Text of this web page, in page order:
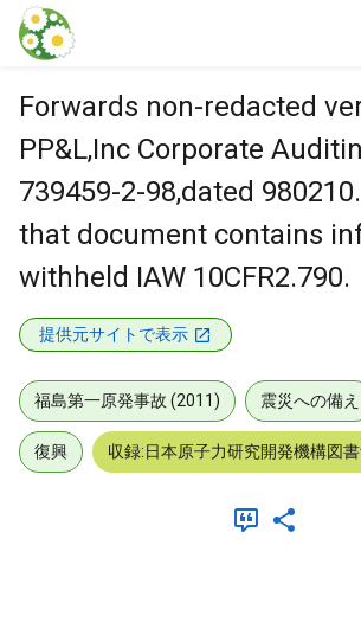
本文に飛ぶ
Forwards non-redacted
PP&L,Inc Corporate
739459-2-98,dated
that document contains
withheld IAW 10CFR2.790.
提供元サイトで表示
福島第一原発事故 (2011) 震災への備え
復興 収録:日本原子力研究開発機構図